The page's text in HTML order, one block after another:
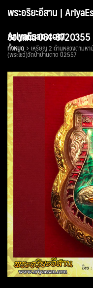
พระอริยะอีสาน |
ขอนแก่น 081-8720355
AriyaEsan.com
ทั้งหมด เหรียญ 2 ด้านหลวงตามหา
(พระโชว์)วัดป่าบ้านตาด ปี2557